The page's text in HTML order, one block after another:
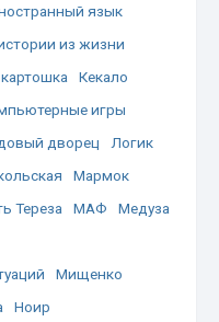
язык
из жизни
картошка
Кекало
игры
дворец
Логик
Мармок
Тереза МАФ
Медуза
Мищенко
Ноир